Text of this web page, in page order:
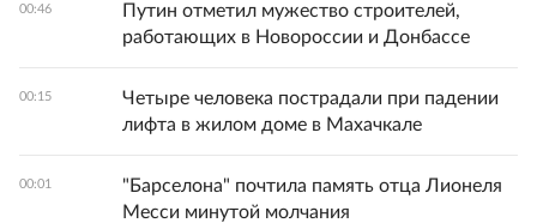
00:46
Путин отметил мужество строителей,
работающих в Новороссии и Донбассе
00:15
Четыре человека пострадали при падении
лифта в жилом доме в Махачкале
00:01
"Барселона" почтила память отца Лионеля
Месси минутой молчания